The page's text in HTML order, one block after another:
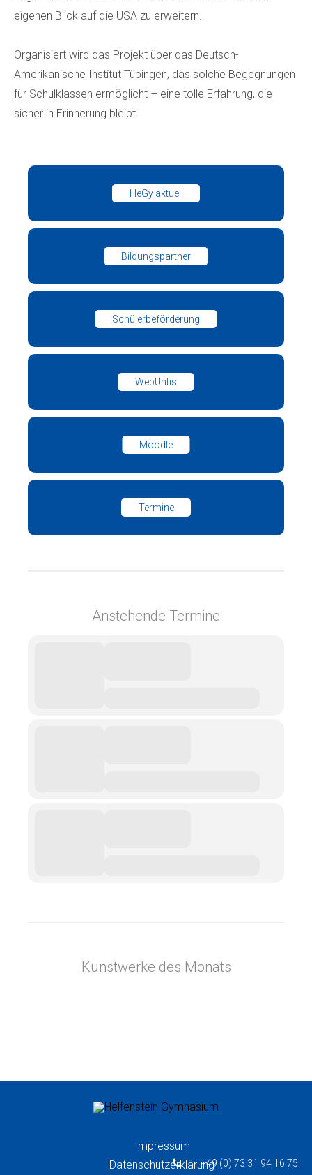
eigenen Blick auf die USA zu erweitern.
Organisiert wird das Projekt über das Deutsch-
Amerikanische Institut Tübingen, das solche Begegnungen
für Schulklassen ermöglicht – eine tolle Erfahrung, die
sicher in Erinnerung bleibt.
HeGy aktuell
Bildungspartner
Schülerbeförderung
WebUntis
Moodle
Termine
Anstehende Termine
Kunstwerke des Monats
+49 (0) 73 31 94 16 75
Impressum
Datenschutzerklärung